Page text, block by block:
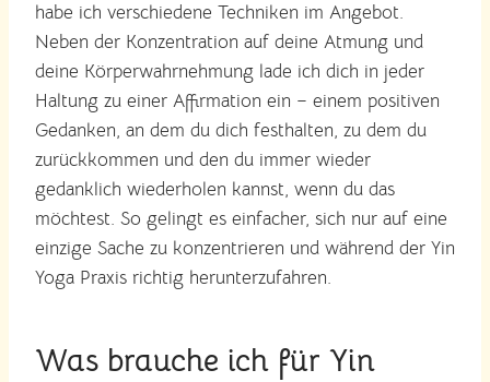
habe ich verschiedene Techniken im Angebot.
Neben der Konzentration auf deine Atmung und
deine Körperwahrnehmung lade ich dich in jeder
Haltung zu einer Affirmation ein – einem positiven
Gedanken, an dem du dich festhalten, zu dem du
zurückkommen und den du immer wieder
gedanklich wiederholen kannst, wenn du das
möchtest. So gelingt es einfacher, sich nur auf eine
einzige Sache zu konzentrieren und während der Yin
Yoga Praxis richtig herunterzufahren.
Was brauche ich für Yin